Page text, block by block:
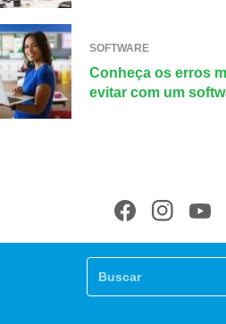
SOFTWARE
Conheça os erros
evitar com um